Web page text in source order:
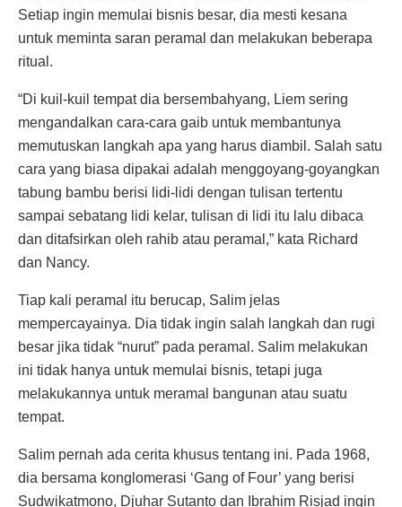
Setiap ingin memulai bisnis besar, dia mesti kesana
untuk meminta saran peramal dan melakukan beberapa
ritual.
“Di kuil-kuil tempat dia bersembahyang, Liem sering
mengandalkan cara-cara gaib untuk membantunya
memutuskan langkah apa yang harus diambil. Salah satu
cara yang biasa dipakai adalah menggoyang-goyangkan
tabung bambu berisi lidi-lidi dengan tulisan tertentu
sampai sebatang lidi kelar, tulisan di lidi itu lalu dibaca
dan ditafsirkan oleh rahib atau peramal,” kata Richard
dan Nancy.
Tiap kali peramal itu berucap, Salim jelas
mempercayainya. Dia tidak ingin salah langkah dan rugi
besar jika tidak “nurut” pada peramal. Salim melakukan
ini tidak hanya untuk memulai bisnis, tetapi juga
melakukannya untuk meramal bangunan atau suatu
tempat.
Salim pernah ada cerita khusus tentang ini. Pada 1968,
dia bersama konglomerasi ‘Gang of Four’ yang berisi
Sudwikatmono, Djuhar Sutanto dan Ibrahim Risjad ingin